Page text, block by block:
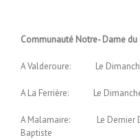
Communauté Notre- Dame
A Valderoure: Le Dimanche
A La Ferrière: Le Dimanche
A Malamaire: Le Dernier
Baptiste